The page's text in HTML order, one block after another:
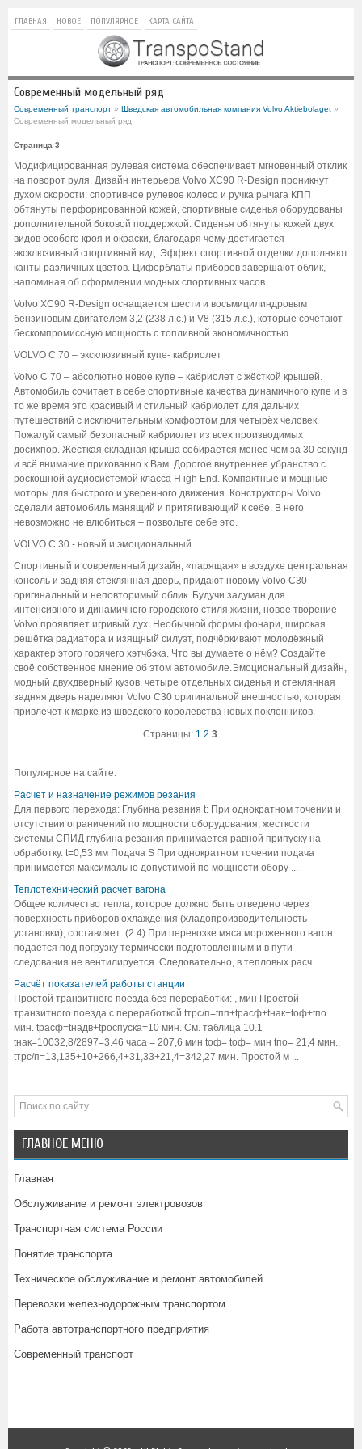
ГЛАВНАЯ НОВОЕ ПОПУЛЯРНОЕ КАРТА САЙТА
Современный модельный ряд
Современный транспорт » Шведская автомобильная компания Volvo Aktiebolaget »
Современный модельный ряд
Страница 3
Модифицированная рулевая система обеспечивает мгновенный отклик
на поворот руля. Дизайн интерьера Volvo XC90 R-Design проникнут
духом скорости: спортивное рулевое колесо и ручка рычага КПП
обтянуты перфорированной кожей, спортивные сиденья оборудованы
дополнительной боковой поддержкой. Сиденья обтянуты кожей двух
видов особого кроя и окраски, благодаря чему достигается
эксклюзивный спортивный вид. Эффект спортивной отделки дополняют
канты различных цветов. Циферблаты приборов завершают облик,
напоминая об оформлении модных спортивных часов.
Volvo XC90 R-Design оснащается шести и восьмицилиндровым
бензиновым двигателем 3,2 (238 л.с.) и V8 (315 л.с.), которые сочетают
бескомпромиссную мощность с топливной экономичностью.
VOLVO C 70 – эксклюзивный купе- кабриолет
Volvo C 70 – абсолютно новое купе – кабриолет с жёсткой крышей.
Автомобиль сочитает в себе спортивные качества динамичного купе и в
то же время это красивый и стильный кабриолет для дальних
путешествий с исключительным комфортом для четырёх человек.
Пожалуй самый безопасный кабриолет из всех производимых
досихпор. Жёсткая складная крыша собирается менее чем за 30 секунд
и всё внимание прикованно к Вам. Дорогое внутреннее убранство с
роскошной аудиосистемой класса Н igh End. Компактные и мощные
моторы для быстрого и уверенного движения. Конструкторы Volvo
сделали автомобиль манящий и притягивающий к себе. В него
невозможно не влюбиться – позвольте себе это.
VOLVO C 30 - новый и эмоциональный
Спортивный и современный дизайн, «парящая» в воздухе центральная
консоль и задняя стеклянная дверь, придают новому Volvo С30
оригинальный и неповторимый облик. Будучи задуман для
интенсивного и динамичного городского стиля жизни, новое творение
Volvo проявляет игривый дух. Необычной формы фонари, широкая
решётка радиатора и изящный силуэт, подчёркивают молодёжный
характер этого горячего хэтчбэка. Что вы думаете о нём? Создайте
своё собственное мнение об этом автомобиле.Эмоциональный дизайн,
модный двухдверный кузов, четыре отдельных сиденья и стеклянная
задняя дверь наделяют Volvo C30 оригинальной внешностью, которая
привлечет к марке из шведского королевства новых поклонников.
Страницы: 1 2 3
Популярное на сайте:
Расчет и назначение режимов резания
Для первого перехода: Глубина резания t: При однократном точении и
отсутствии ограничений по мощности оборудования, жесткости
системы СПИД глубина резания принимается равной припуску на
обработку. t=0,53 мм Подача S При однократном точении подача
принимается максимально допустимой по мощности обору ...
Теплотехнический расчет вагона
Общее количество тепла, которое должно быть отведено через
поверхность приборов охлаждения (хладопроизводительность
установки), составляет: (2.4) При перевозке мяса мороженного вагон
подается под погрузку термически подготовленным и в пути
следования не вентилируется. Следовательно, в тепловых расч ...
Расчёт показателей работы станции
Простой транзитного поезда без переработки: , мин Простой
транзитного поезда с переработкой tтрс/п=tпп+tрасф+tнак+tоф+tпо
мин. tрасф=tнадв+tроспуска=10 мин. См. таблица 10.1
tнак=10032,8/2897=3.46 часа = 207,6 мин tоф= tоф= мин tпо= 21,4 мин.,
tтрс/п=13,135+10+266,4+31,33+21,4=342,27 мин. Простой м ...
ГЛАВНОЕ МЕНЮ
Главная
Обслуживание и ремонт электровозов
Транспортная система России
Понятие транспорта
Техническое обслуживание и ремонт автомобилей
Перевозки железнодорожным транспортом
Работа автотранспортного предприятия
Современный транспорт